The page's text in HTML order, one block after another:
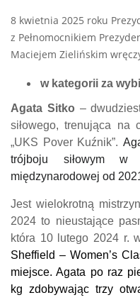
8 kwietnia 2025 roku
z Pełnomocnikiem
Maciejem Zielińskim
w kategorii za
Agata Sitko –
siłowego, trenująca na
„UKS Pover Kuźnik”.
trójboju siłowym
międzynarodowej od
Jest wielokrotną
2024 to nieustające
która 10 lutego 2024 r.
Sheffield – Women’s
miejsce. Agata po raz
kg zdobywając trzy